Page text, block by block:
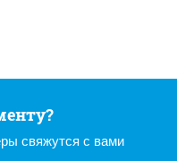
свяжутся с вами